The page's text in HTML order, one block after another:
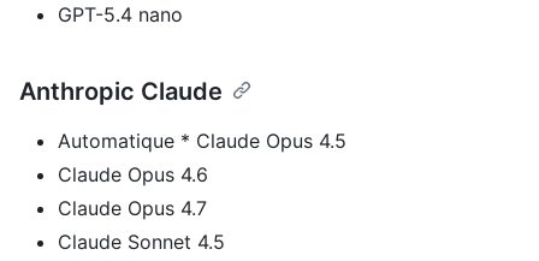
GPT-5.4 nano
Anthropic Claude
Automatique * Claude Opus 4.5
Claude Opus 4.6
Claude Opus 4.7
Claude Sonnet 4.5